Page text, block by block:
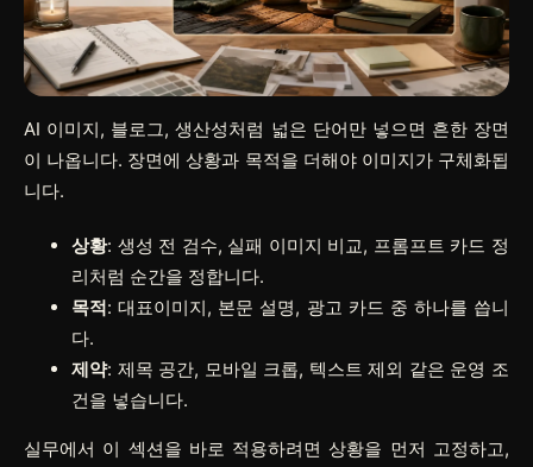
AI 이미지, 블로그, 생산성처럼 넓은 단어만 넣으면 흔한 장면
이 나옵니다. 장면에 상황과 목적을 더해야 이미지가 구체화됩
니다.
상황: 생성 전 검수, 실패 이미지 비교, 프롬프트 카드 정
리처럼 순간을 정합니다.
목적: 대표이미지, 본문 설명, 광고 카드 중 하나를 씁니
다.
제약: 제목 공간, 모바일 크롭, 텍스트 제외 같은 운영 조
건을 넣습니다.
실무에서 이 섹션을 바로 적용하려면상황을 먼저 고정하고,